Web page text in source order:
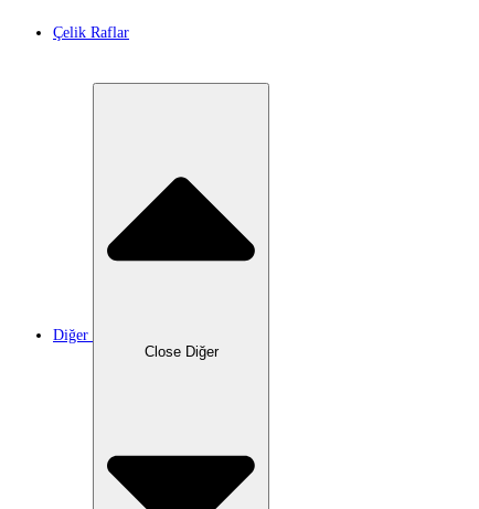
Çelik Raflar
Diğer
Close Diğer